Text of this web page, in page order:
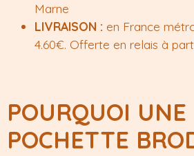
Marne
LIVRAISON : en France
4.60€. Offerte en relais à
POURQUOI UNE
POCHETTE